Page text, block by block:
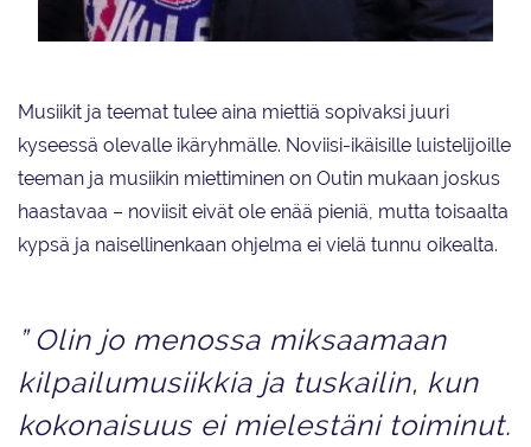
Musiikit ja teemat tulee aina miettiä sopivaksi juuri
kyseessä olevalle ikäryhmälle. Noviisi-ikäisille luistelijoille
teeman ja musiikin miettiminen on Outin mukaan joskus
haastavaa ­– noviisit eivät ole enää pieniä, mutta toisaalta
kypsä ja naisellinenkaan ohjelma ei vielä tunnu oikealta.
” Olin jo menossa miksaamaan
kilpailumusiikkia ja tuskailin, kun
kokonaisuus ei mielestäni toiminut.